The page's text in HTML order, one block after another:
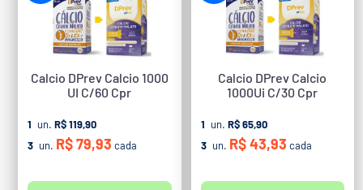
Calcio DPrev Calcio 1000
UI C/60 Cpr
1 un. R$ 119,90
3 un. R$ 79,93 cada
Calcio DPrev Calcio
1000Ui C/30 Cpr
1 un. R$ 65,90
3 un. R$ 43,93 cada